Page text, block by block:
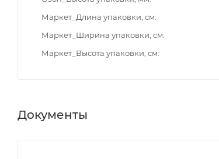
Маркет_Длина упаковки, см
Маркет_Ширина упаковки, см
Маркет_Высота упаковки, см
Документы